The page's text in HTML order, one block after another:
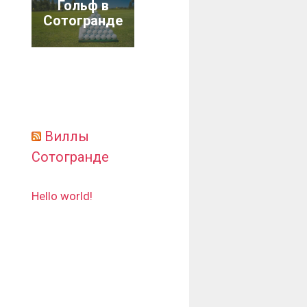
Гольф в
Сотогранде
Виллы
Сотогранде
Hello world!